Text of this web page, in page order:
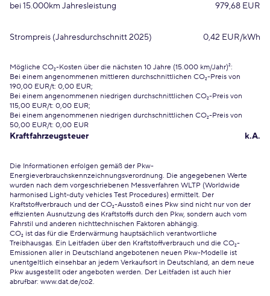
bei 15.000km Jahresleistung 979,68 EUR
Strompreis (Jahresdurchschnitt 2025) 0,42 EUR/kWh
Mögliche CO₂-Kosten über die nächsten 10 Jahre (15.000 km/Jahr)²:
Bei einem angenommenen mittleren durchschnittlichen CO₂-Preis von
190,00 EUR/t: 0,00 EUR;
Bei einem angenommenen niedrigen durchschnittlichen CO₂-Preis von
115,00 EUR/t: 0,00 EUR;
Bei einem angenommenen niedrigen durchschnittlichen CO₂-Preis von
50,00 EUR/t: 0,00 EUR
Kraftfahrzeugsteuer k.A.
Die Informationen erfolgen gemäß der Pkw-
Energieverbrauchskennzeichnungsverordnung. Die angegebenen Werte
wurden nach dem vorgeschriebenen Messverfahren WLTP (Worldwide
harmonised Light-duty vehicles Test Procedures) ermittelt. Der
Kraftstoffverbrauch und der CO₂-Ausstoß eines Pkw sind nicht nur von der
effizienten Ausnutzung des Kraftstoffs durch den Pkw, sondern auch vom
Fahrstil und anderen nichttechnischen Faktoren abhängig.
CO₂ ist das für die Erderwärmung hauptsächlich verantwortliche
Treibhausgas. Ein Leitfaden über den Kraftstoffverbrauch und die CO₂-
Emissionen aller in Deutschland angebotenen neuen Pkw-Modelle ist
unentgeltlich einsehbar an jedem Verkaufsort in Deutschland, an dem neue
Pkw ausgestellt oder angeboten werden. Der Leitfaden ist auch hier
abrufbar: www.dat.de/co2.